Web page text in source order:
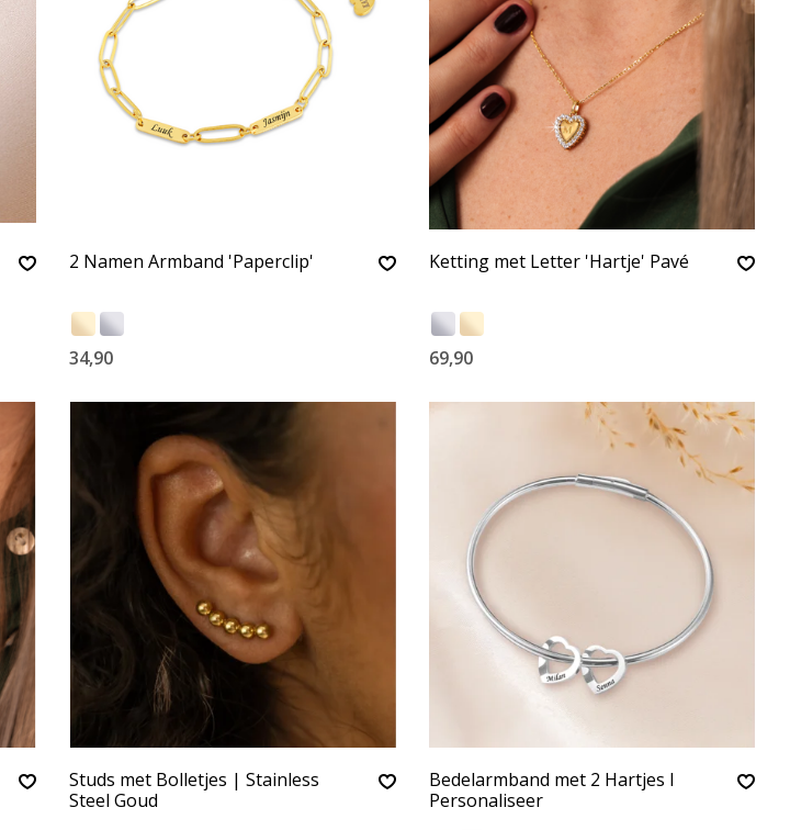
2 Namen Armband 'Paperclip'
34,90
Ketting met Letter 'Hartje' Pavé
69,90
Studs met Bolletjes | Stainless
Steel Goud
Bedelarmband met 2 Hartjes I
Personaliseer